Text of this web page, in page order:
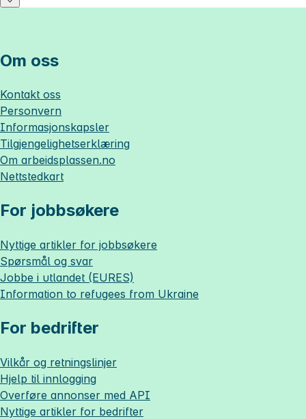
Om oss
Kontakt oss
Personvern
Informasjonskapsler
Tilgjengelighetserklæring
Om arbeidsplassen.no
Nettstedkart
For jobbsøkere
Nyttige artikler for jobbsøkere
Spørsmål og svar
Jobbe i utlandet (EURES)
Information to refugees from Ukraine
For bedrifter
Vilkår og retningslinjer
Hjelp til innlogging
Overføre annonser med API
Nyttige artikler for bedrifter